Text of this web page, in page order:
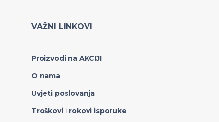
VAŽNI LINKOVI
Proizvodi na AKCIJI
O nama
Uvjeti poslovanja
Troškovi i rokovi isporuke